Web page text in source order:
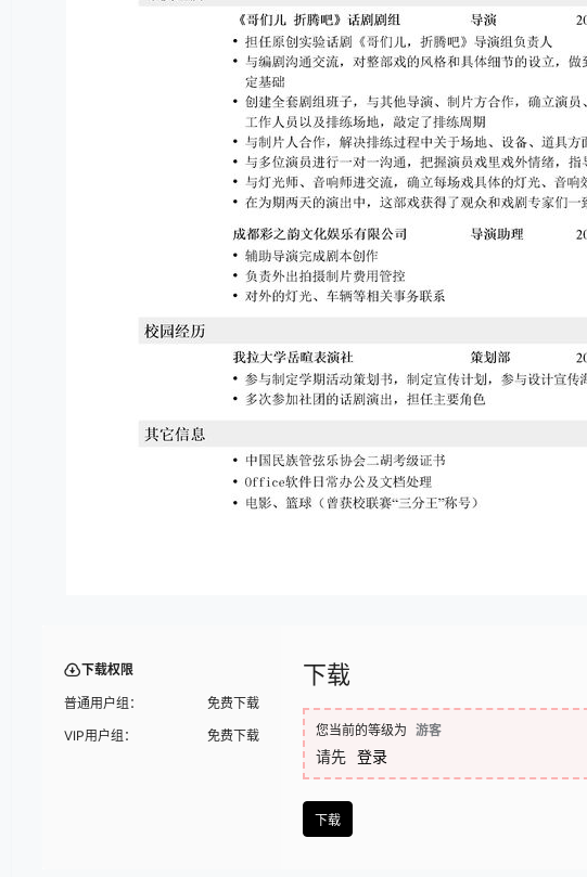
下载权限
普通用户组：
免费下载
VIP用户组：
免费下载
下载
您当前的等级为 游客
请先 登录
下载